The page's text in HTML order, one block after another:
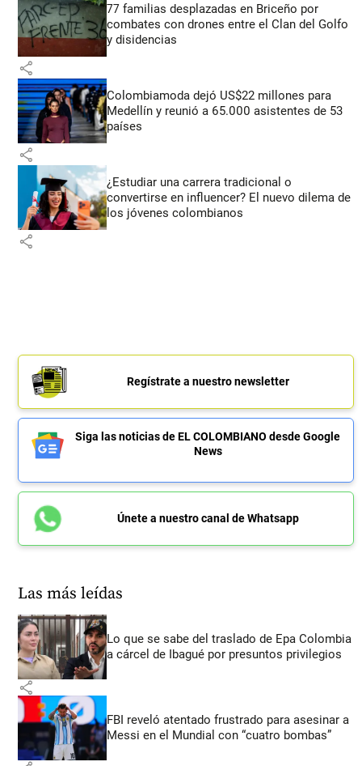
77 familias desplazadas en Briceño por
combates con drones entre el Clan del Golfo
y disidencias
share
Colombiamoda dejó US$22 millones para
Medellín y reunió a 65.000 asistentes de 53
países
share
¿Estudiar una carrera tradicional o
convertirse en influencer? El nuevo dilema de
los jóvenes colombianos
share
Regístrate a nuestro newsletter
Siga las noticias de EL COLOMBIANO desde Google
News
Únete a nuestro canal de Whatsapp
Las más leídas
Lo que se sabe del traslado de Epa Colombia
a cárcel de Ibagué por presuntos privilegios
share
FBI reveló atentado frustrado para asesinar a
Messi en el Mundial con “cuatro bombas”